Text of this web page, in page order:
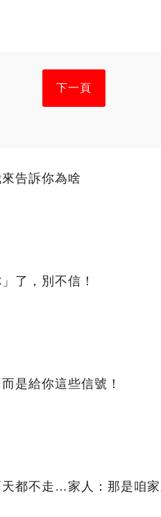
下一頁
告訴你為啥
了，別不信！
是給你這些信號！
都不走…家人：那是咱